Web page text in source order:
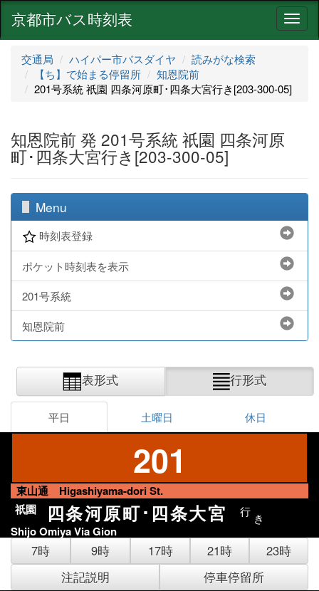
ナ
ビ
ョ
京都市バス時刻表
交通局 ハイパー市バスダイヤ
読みがな検索
【ち】で始まる停留所
知恩院前
201号系統 祇園 四条河原町･四条大宮行き[203-300-05]
知恩院前 発 201号系統 祇園 四条河原
町･四条大宮行き[203-300-05]
Menu
時刻表登録
ポケット時刻表を表示
201号系統
知恩院前
表形式 行形式
平日 土曜日 休日
201
東山通 Higashiyama-dori St.
祇園
四条河原町･四条大宮 行 き
Shijo Omiya Via Gion
7時 9時 17時 21時
23時
注記説明
停車停留所